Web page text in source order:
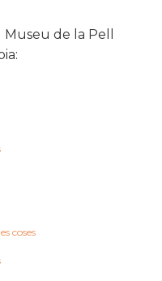
de la Pell
coses